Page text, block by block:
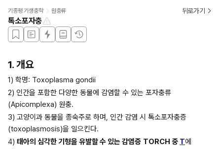
기종평 기생충학 원충류 뒤로가기
톡소포자충
1. 개요
1) 학명: Toxoplasma gondii
2) 인간을 포함한 다양한 동물에 감염할 수 있는 포자충류
(Apicomplexa) 원충.
3) 고양이과 동물을 종숙주로 하며, 인간 감염 시 톡소포자충증
(toxoplasmosis)을 일으킨다.
4) 태아의 심각한 기형을 유발할 수 있는 감염증 TORCH 중 T에